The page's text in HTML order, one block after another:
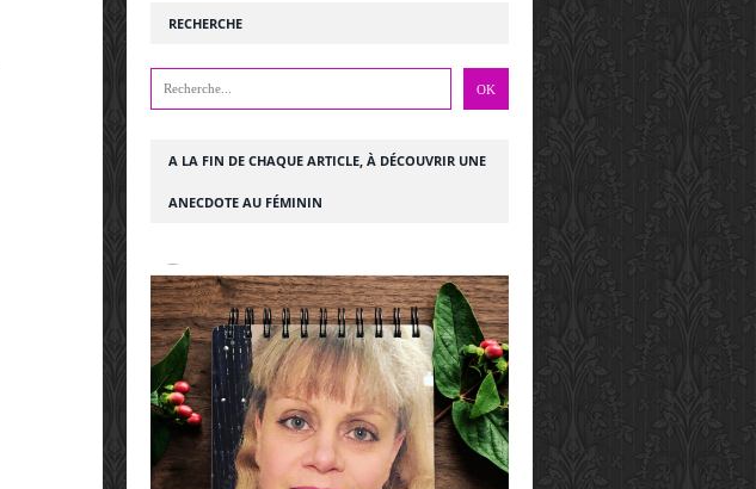
RECHERCHE
A LA FIN DE CHAQUE ARTICLE, À DÉCOUVRIR UNE
ANECDOTE AU FÉMININ